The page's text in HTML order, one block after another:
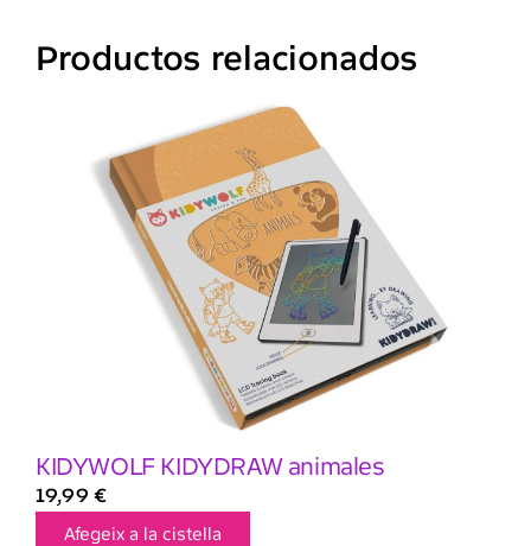
Productos relacionados
KIDYWOLF KIDYDRAW animales
19,99 €
Afegeix a la cistella